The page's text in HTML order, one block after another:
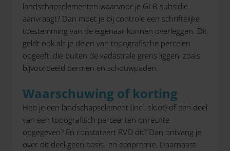
landschapselementen waarvoor je GLB-subsidie
aanvraagt? Dan moet je bij controle een schriftelijke
toestemming van de eigenaar kunnen overleggen. Dit
geldt ook als je delen van topografische percelen
opgeeft, die buiten de kadastrale grens liggen, zoals
bijvoorbeeld bermen en schouwpaden.
Waarschuwing of korting
Heb je een landschapselement (incl. sloot) of een deel
van een topografisch perceel ten onrechte
opgegeven? En constateert RVO dit? Dan ontvang je
over dit deel geen basis- en ecopremie. Daarnaast